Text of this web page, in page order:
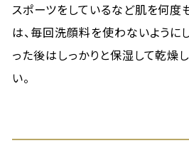
スポーツをしているなど肌を何
は、毎回洗顔料を使わないように
った後はしっかりと保湿して乾燥
い。